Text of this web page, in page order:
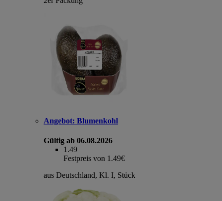
Angebot: Blumenkohl
Gültig ab 06.08.2026
1.49
Festpreis von 1.49€
aus Deutschland, Kl. I, Stück